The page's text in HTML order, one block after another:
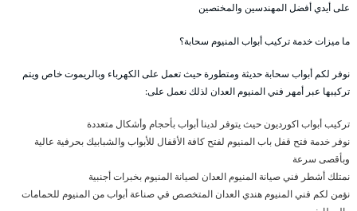
على أيدي أفضل المهندسين والمختصين
ما ميزات خدمة تركيب أبواب المنيوم سحابة؟
نوفر لكم أبواب سحابة حديثة ومتطورة حيث تعمل على الكهرباء وبالريموت خاص ويتم
تركيبها عبر أمهر فني المنيوم العدان لذلك نعمل على:
تركيب أبواب اكورديون حيث يتوفر لدينا أبواب بأحجام وأشكال متعددة
نوفر خدمة فتح قفل باب المنيوم لفتح كافة الأقفال للأبواب والشبابيك بحرفية عالية
وبأقصى سرعة
نمتلك أشطر فني صيانة المنيوم العدان لصيانة المنيوم بخبرات أجنبية
نؤمن لكم فني المنيوم هندي العدان المتخصص في صناعة أبواب من المنيوم للحمامات